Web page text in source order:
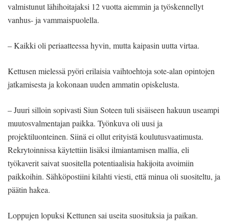
valmistunut lähihoitajaksi 12 vuotta aiemmin ja työskennellyt
vanhus- ja vammaispuolella.
– Kaikki oli periaatteessa hyvin, mutta kaipasin uutta virtaa.
Kettusen mielessä pyöri erilaisia vaihtoehtoja sote-alan opintojen
jatkamisesta ja kokonaan uuden ammatin opiskelusta.
– Juuri silloin sopivasti Siun Soteen tuli sisäiseen hakuun useampi
muutosvalmentajan paikka. Työnkuva oli uusi ja
projektiluonteinen. Siinä ei ollut erityistä koulutusvaatimusta.
Rekrytoinnissa käytettiin lisäksi ilmiantamisen mallia, eli
työkaverit saivat suositella potentiaalisia hakijoita avoimiin
paikkoihin. Sähköpostiini kilahti viesti, että minua oli suositeltu, ja
päätin hakea.
Loppujen lopuksi Kettunen sai useita suosituksia ja paikan.